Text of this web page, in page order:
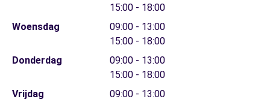
15:00 - 18:00
Woensdag
09:00 - 13:00
15:00 - 18:00
Donderdag
09:00 - 13:00
15:00 - 18:00
Vrijdag
09:00 - 13:00